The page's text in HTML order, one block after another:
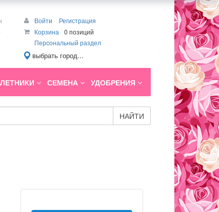
Войти
Регистрация
Корзина
0 позиций
Персональный раздел
выбрать город...
СЕМЕНА УДОБРЕНИЯ
НАЙТИ